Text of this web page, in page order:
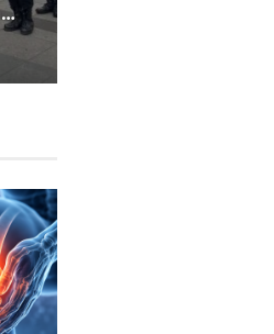
Percepat Relokasi SDN